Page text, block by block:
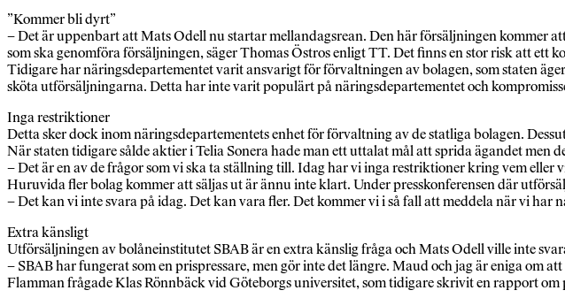
”Kommer bli dyrt”
– Det är uppenbart att Mats Odell nu startar mellandagsrean. Den här försäljningen kommer
som ska genomföra försäljningen, säger Thomas Östros enligt TT. Det finns en stor risk att
Tidigare har näringsdepartementet varit ansvarigt för förvaltningen av bolagen, som staten
sköta utförsäljningarna. Detta har inte varit populärt på näringsdepartementet och
Inga restriktioner
Detta sker dock inom näringsdepartementets enhet för förvaltning av de statliga bolagen.
När staten tidigare sålde aktier i Telia Sonera hade man ett uttalat mål att sprida ägandet men
– Det är en av de frågor som vi ska ta ställning till. Idag har vi inga restriktioner kring vem
Huruvida fler bolag kommer att säljas ut är ännu inte klart. Under presskonferensen där
– Det kan vi inte svara på idag. Det kan vara fler. Det kommer vi i så fall att meddela när vi har
Extra känsligt
Utförsäljningen av bolåneinstitutet SBAB är en extra känslig fråga och Mats Odell ville inte
– SBAB har fungerat som en prispressare, men gör inte det längre. Maud och jag är eniga om
Flamman frågade Klas Rönnbäck vid Göteborgs universitet, som tidigare skrivit en rapport